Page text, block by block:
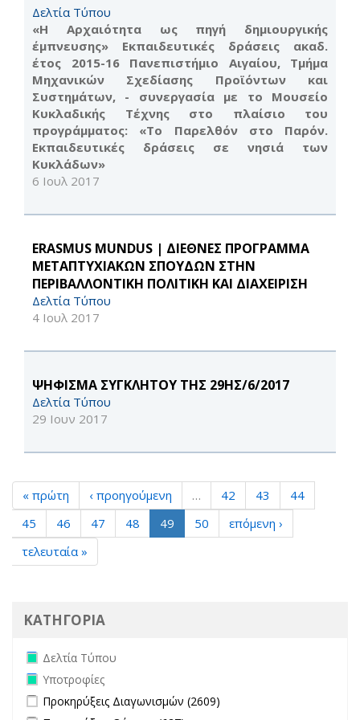
Δελτία Τύπου
«Η Αρχαιότητα ως πηγή δημιουργικής
έμπνευσης» Εκπαιδευτικές δράσεις ακαδ.
έτος 2015-16 Πανεπιστήμιο Αιγαίου, Τμήμα
Μηχανικών Σχεδίασης Προϊόντων και
Συστημάτων, - συνεργασία με το Μουσείο
Κυκλαδικής Τέχνης στο πλαίσιο του
προγράμματος: «Το Παρελθόν στο Παρόν.
Εκπαιδευτικές δράσεις σε νησιά των
Κυκλάδων»
6 Ιουλ 2017
ERASMUS MUNDUS | ΔΙΕΘΝΕΣ ΠΡΟΓΡΑΜΜΑ
ΜΕΤΑΠΤΥΧΙΑΚΩΝ ΣΠΟΥΔΩΝ ΣΤΗΝ
ΠΕΡΙΒΑΛΛΟΝΤΙΚΗ ΠΟΛΙΤΙΚΗ ΚΑΙ ΔΙΑΧΕΙΡΙΣΗ
Δελτία Τύπου
4 Ιουλ 2017
ΨΗΦΙΣΜΑ ΣΥΓΚΛΗΤΟΥ ΤΗΣ 29ΗΣ/6/2017
Δελτία Τύπου
29 Ιουν 2017
« πρώτη ‹ προηγούμενη … 42 43
44
45
46 47 48 49 50
επόμενη ›
τελευταία »
ΚΑΤΗΓΟΡΙΑ
Remove Δελτία Τύπου filter
Δελτία Τύπου
Remove Υποτροφίες filter
Υποτροφίες
Apply Προκηρύξεις Διαγωνισμών filter
Προκηρύξεις Διαγωνισμών (2609)